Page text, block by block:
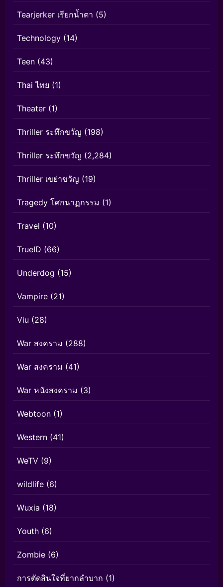
Tearjerker เรียกน้ำตา (5)
Technology (14)
Teen (43)
Thai ไทย (1)
Theater (1)
Thriller ระทึกขวัญ (198)
Thriller ระทึกขวัญ (2,284)
Thriller เขย่าขวัญ (19)
Tragedy โศกนาฏกรรม (1)
Travel (10)
TrueID (66)
Underdog (15)
Vampire (21)
Viu (28)
War สงคราม (288)
War สงคราม (41)
War หนังสงคราม (3)
Webtoon (1)
Western (41)
WeTV (9)
wildlife (6)
Wuxia (18)
Youth (6)
Zombie (6)
การตัดสินใจที่ยากลำบาก (1)